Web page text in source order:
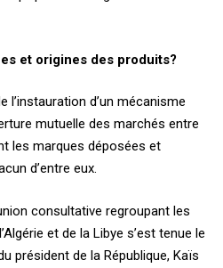
et origines des produits?
l’instauration d’un mécanisme
mutuelle des marchés entre
les marques déposées et
d’entre eux.
consultative regroupant les
et de la Libye s’est tenue le
président de la République, Kaïs